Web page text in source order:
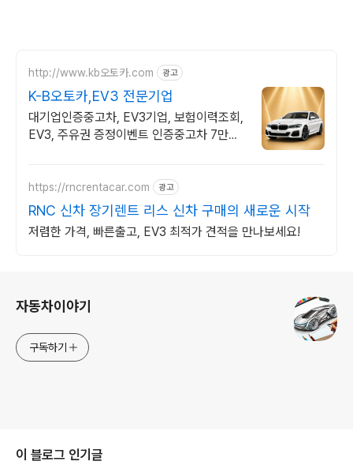
http://www.kb오토카.com 광고
K-B오토카,EV3 전문기업
대기업인증중고차, EV3기업, 보험이력조회,
EV3, 주유권 증정이벤트 인증중고차 7만대
https://rncrentacar.com 광고
RNC 신차 장기렌트 리스 신차 구매의 새로운 시작
저렴한 가격, 빠른출고, EV3 최적가 견적을 만나보세요!
자동차이야기
구독하기
이 블로그 인기글